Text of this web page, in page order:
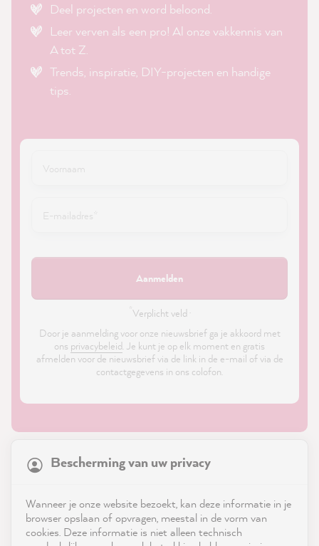
Deel projecten en word beloond.
Leer verven als een pro! Al onze vakkennis van
A tot Z.
Trends, inspiratie, DIY-projecten en handige
tips.
Aanmelden
Verplicht veld ·
Door je aanmelding voor onze nieuwsbrief ga je akkoord met
ons privacybeleid. Je kunt je op elk moment en gratis
afmelden voor de nieuwsbrief via de link in de e-mail of via de
contactgegevens in ons colofon.
Service
Bescherming van uw privacy
Wanneer je onze website bezoekt, kan deze informatie in je
browser opslaan of opvragen, meestal in de vorm van
cookies. Deze informatie is niet alleen technisch
21,818Reviews
reviews-io